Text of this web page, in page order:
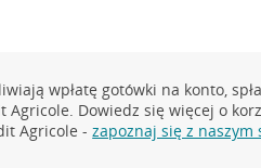
wpłatę gotówki na konto,
Agricole. Dowiedz się więcej o
Agricole -zapoznaj się z naszym